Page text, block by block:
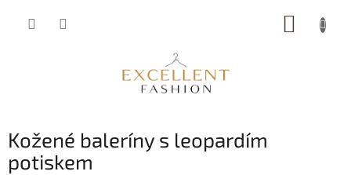
Kožené baleríny s leopardím
potiskem